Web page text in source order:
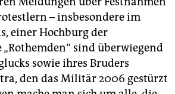
– insbesondere im
einer Hochburg der
„Rothemden“ sind überwiegend
sowie ihres Bruders
den das Militär 2006 gestürzt